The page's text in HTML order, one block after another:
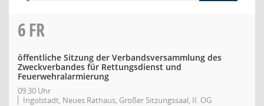
6FR
öffentliche Sitzung der Verbandsversammlung des
Zweckverbandes für Rettungsdienst und
Feuerwehralarmierung
09:30 Uhr
Ingolstadt, Neues Rathaus, Großer Sitzungssaal, II. OG